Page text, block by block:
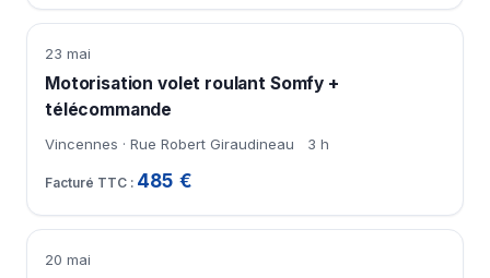
23 mai
Motorisation volet roulant Somfy +
télécommande
Vincennes · Rue Robert Giraudineau 3 h
485 €
20 mai